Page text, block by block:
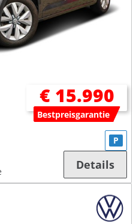
€ 15.990
Bestpreisgarantie
P
Details